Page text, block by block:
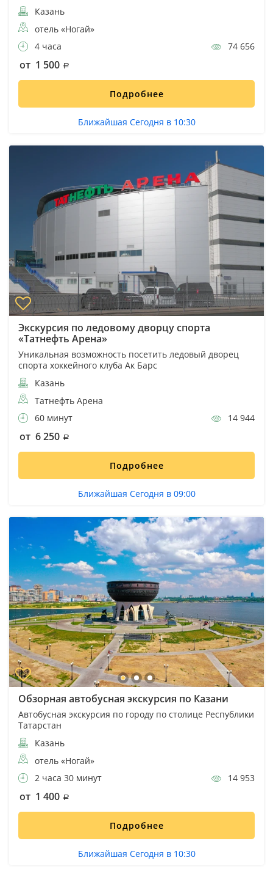
Казань
отель «Ногай»
4 часа
74 656
от 1 500
Подробнее
Ближайшая Сегодня в 10:30
Экскурсия по ледовому дворцу спорта
«Татнефть Арена»
Уникальная возможность посетить ледовый дворец
спорта хоккейного клуба Ак Барс
Казань
Татнефть Арена
60 минут
14 944
от 6 250
Подробнее
Ближайшая Сегодня в 09:00
Обзорная автобусная экскурсия по Казани
Автобусная экскурсия по городу по столице Республики
Татарстан
Казань
отель «Ногай»
2 часа 30 минут
14 953
от 1 400
Подробнее
Ближайшая Сегодня в 10:30